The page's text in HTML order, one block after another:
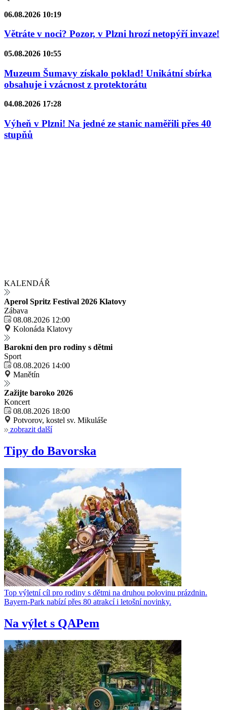
06.08.2026 10:19
Větráte v noci? Pozor, v Plzni hrozí netopýří invaze!
05.08.2026 10:55
Muzeum Šumavy získalo poklad! Unikátní sbírka
obsahuje i vzácnost z protektorátu
04.08.2026 17:28
Výheň v Plzni! Na jedné ze stanic naměřili přes 40
stupňů
KALENDÁŘ
Aperol Spritz Festival 2026 Klatovy
Zábava
08.08.2026 12:00
Kolonáda Klatovy
Barokní den pro rodiny s dětmi
Sport
08.08.2026 14:00
Manětín
Zažijte baroko 2026
Koncert
08.08.2026 18:00
Potvorov, kostel sv. Mikuláše
zobrazit další
Tipy do Bavorska
Top výletní cíl pro rodiny s dětmi na druhou polovinu prázdnin.
Bayern-Park nabízí přes 80 atrakcí i letošní novinky.
Na výlet s QAPem